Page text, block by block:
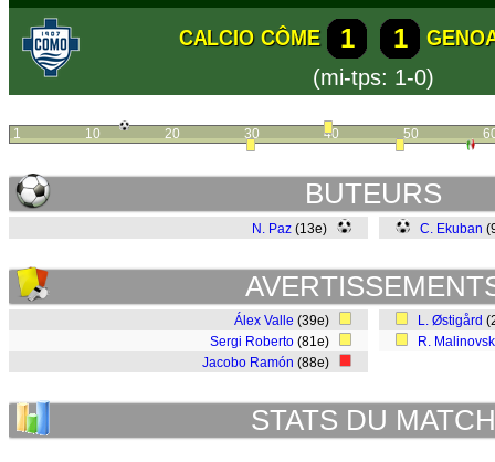
CALCIO CÔME 1 1
(mi-tps: 1-0)
1 10 20 30 40 50
BUTEURS
N. Paz (13e) C. Ekuban
Álex Valle (39e)
Sergi Roberto (81e)
Jacobo Ramón (88e)
L. Østigård
R.
STATS DU MATCH